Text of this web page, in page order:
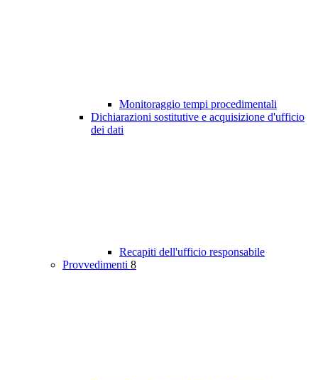
Monitoraggio tempi procedimentali
Dichiarazioni sostitutive e acquisizione d'ufficio
dei dati
Recapiti dell'ufficio responsabile
Provvedimenti 8